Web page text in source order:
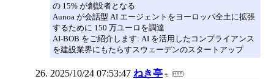
の 15% が創設者となる
Aunoa が会話型 AI エージェントをヨーロッパ全土に拡張
するために 150 万ユーロを調達
AI-BOB をご紹介します: AI を活用したコンプライアンス
を建設業界にもたらすスウェーデンのスタートアップ
2025/10/24 07:53:47 ねき亭